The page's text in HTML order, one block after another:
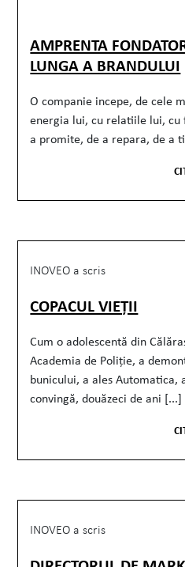
AMPRENTA
LUNGA A BRANDULUI
O companie incepe, de cele
energia lui, cu relatiile lui, cu
a promite, de a repara, de a
INOVEO a scris
COPACUL VIEȚII
Cum o adolescentă din
Academia de Poliție, a
bunicului, a ales Automatica,
convingă, douăzeci de ani [...]
INOVEO a scris